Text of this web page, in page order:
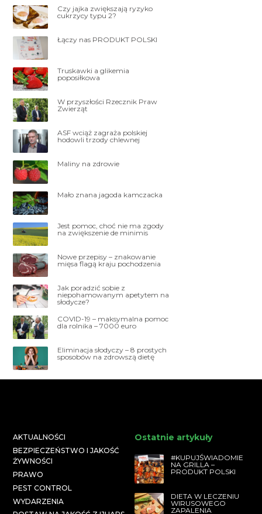
Czy jajka zwiększają ryzyko
cukrzycy typu 2?
Łączy nas PRODUKT POLSKI
Truskawki a glikemia
poposiłkowa
W przyszłości Rzecznik Praw
Zwierząt
ASF wciąż zagraża polskiej
hodowli trzody chlewnej
Maliny na zdrowie
Mało znana jagoda kamczacka
Jest pomoc, choć nie ma zgody
na zwiększenie de minimis
Nowe przepisy – znakowanie
mięsa flagą kraju pochodzenia
Jak poradzić sobie z
niepohamowanym apetytem na
słodycze?
COVID-19 – maksymalna pomoc
dla rolnika – 7000 euro
Eliminacja słodyczy – 8 prostych
sposobów na zdrowszą dietę
AKTUALNOŚCI
BEZPIECZEŃSTWO I JAKOŚĆ
ŻYWNOŚCI
PRAWO
PEST CONTROL
WYDARZENIA
Ostatnie artykuły
#KUPUJŚWIADOMIE
NA GRILLA –
PRODUKT POLSKI
DIETA W LECZENIU
WIRUSOWEGO
ZAPALENIA